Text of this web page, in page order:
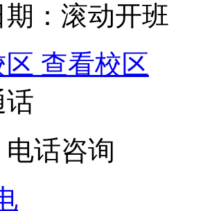
：滚动开班
查看校区
话
话咨询